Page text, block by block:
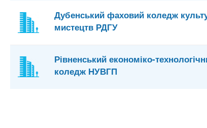
Дубенський фаховий коледж
мистецтв РДГУ
Рівненський економіко-
коледж НУВГП